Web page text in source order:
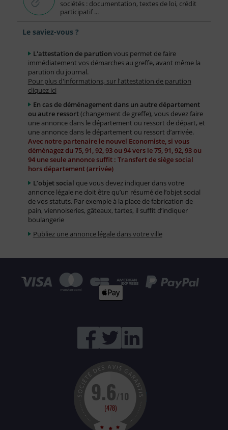
sociétés : documentation, textes de loi, crédit
participatif ...
Le saviez-vous ?
L'attestation de parution vous permet de faire
immédiatement vos démarches au greffe, avant même la
parution du journal.
Pour plus d'informations, sur l'attestation de parution
cliquez ici
En cas de déménagement dans un autre département
ou autre ressort(changement de greffe), vous devez faire
une annonce dans le département ou ressort de départ, et
une annonce dans le département ou ressort d’arrivée.
Avec notre partenaire le nouvel Economiste, si vous
déménagez du 75, 91, 92, 93 ou 94 vers le 75, 91, 92, 93 ou
94 une seule annonce suffit : Transfert de siège social
hors département (arrivée)
L’objet social que vous devez indiquer dans votre
annonce légale ne doit être qu’un résumé de l’objet social
de vos statuts. Par exemple à la place de fabrication de
pain, viennoiseries, gâteaux, tartes, il suffit d’indiquer
boulangerie
Publiez une annonce légale dans votre ville